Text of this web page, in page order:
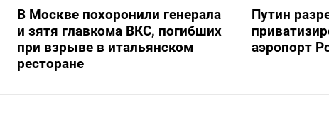
В Москве похоронили генерала
и зятя главкома ВКС, погибших
при взрыве в итальянском
ресторане
Путин
аэропорт